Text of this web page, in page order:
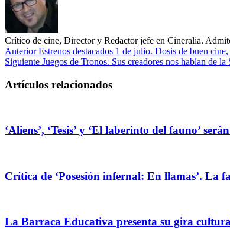
Crítico de cine, Director y Redactor jefe en Cineralia.
AnteriorEstrenos destacados 1 de julio. Dosis de buen cine,
Siguiente Juegos de Tronos. Sus creadores nos hablan de la
Artículos relacionados
‘Aliens’, ‘Tesis’ y ‘El laberinto del fauno’
Crítica de ‘Posesión infernal: En llamas’. La
La Barraca Educativa presenta su gira